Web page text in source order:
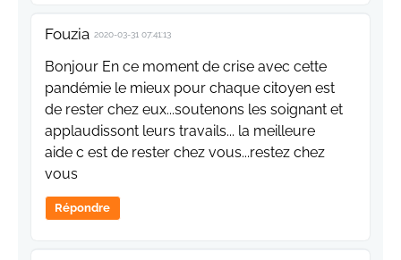
Fouzia 2020-03-31 07:41:13
Bonjour En ce moment de crise avec cette
pandémie le mieux pour chaque citoyen est
de rester chez eux...soutenons les soignant et
applaudissont leurs travails... la meilleure
aide c est de rester chez vous...restez chez
vous
Répondre